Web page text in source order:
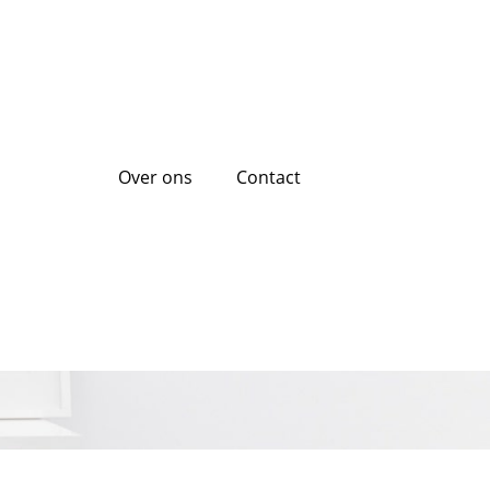
Over ons Contact
weten over
personeel